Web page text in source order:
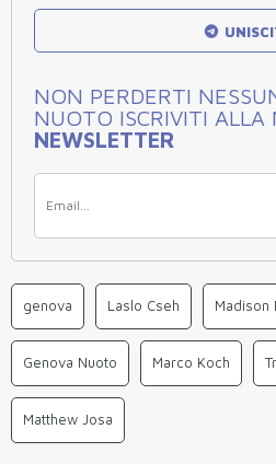
NON PERDERTI
NUOTO ISCRIVITI ALLA
NEWSLETTER
genova Laslo Cseh Madison
Genova Nuoto Marco Koch
Matthew Josa